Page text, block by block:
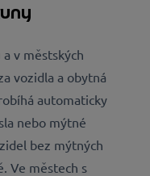
v městských
vozidla a obytná
automaticky
nebo mýtné
bez mýtných
Ve městech s